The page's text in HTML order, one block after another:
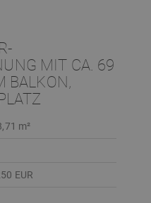
MIT CA. 69
C
m²
EUR